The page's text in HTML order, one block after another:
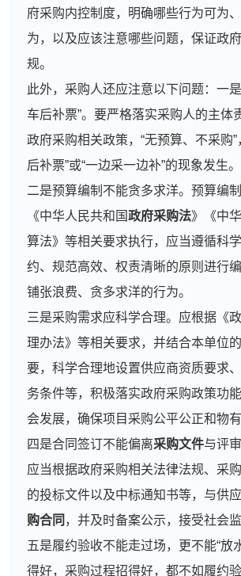
府采购内控制度，明确哪些行为可为
为，以及应该注意哪些问题，保证政
规。
此外，采购人还应注意以下问题：一
车后补票”。要严格落实采购人的主体
政府采购相关政策，“无预算、不采购”
后补票”或“一边采一边补”的现象发生。
二是预算编制不能贪多求洋。预算编
《中华人民共和国政府采购法》《中
算法》等相关要求执行，应当遵循科
约、规范高效、权责清晰的原则进行
铺张浪费、贪多求洋的行为。
三是采购需求应科学合理。应根据《
理办法》等相关要求，并结合本单位
要，科学合理地设置供应商资质要求
务条件等，积极落实政府采购政策功
会发展，确保项目采购公平公正和物有
四是合同签订不能偏离采购文件与评
应当根据政府采购相关法律法规、采
的投标文件以及中标通知书等，与供
购合同 ，并及时备案公示，接受社会监
五是履约验收不能走过场，更不能“放
得好，采购过程招得好，都不如履约验